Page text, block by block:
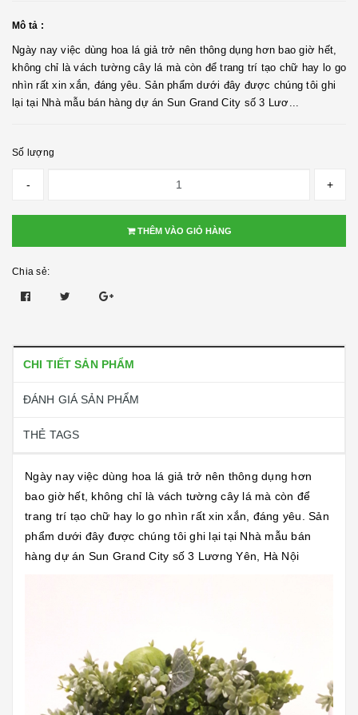
Mô tả :
Ngày nay việc dùng hoa lá giả trở nên thông dụng hơn bao giờ hết,
không chỉ là vách tường cây lá mà còn để trang trí tạo chữ hay lo go
nhìn rất xin xắn, đáng yêu. Sản phẩm dưới đây được chúng tôi ghi
lại tại Nhà mẫu bán hàng dự án Sun Grand City số 3 Lươ...
Số lượng
- +
THÊM VÀO GIỎ HÀNG
Chia sẻ:
CHI TIẾT SẢN PHẨM
ĐÁNH GIÁ SẢN PHẨM
THẺ TAGS
Ngày nay việc dùng hoa lá giả trở nên thông dụng hơn
bao giờ hết, không chỉ là vách tường cây lá mà còn để
trang trí tạo chữ hay lo go nhìn rất xin xắn, đáng yêu. Sản
phẩm dưới đây được chúng tôi ghi lại tại Nhà mẫu bán
hàng dự án Sun Grand City số 3 Lương Yên, Hà Nội